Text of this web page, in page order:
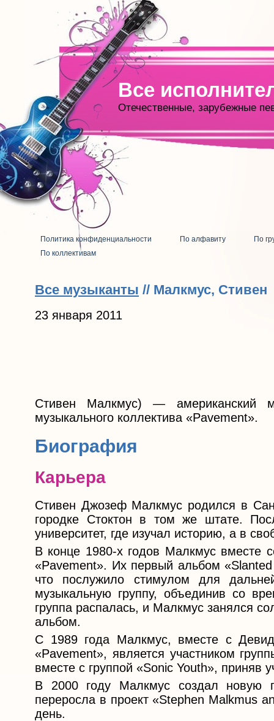
Все
Отечественные, зарубежные
Политика конфиденциальности По алфавиту
По
По коллективам
Все музыканты // Малкмус, Стивен
23 января 2011
Стивен Малкмус) — американский
музыкального коллектива «Pavement».
Биография
Карьера
Стивен Джозеф Малкмус родился в
городке Стоктон в том же штате.
университет, где изучал историю, а в
В конце 1980-х годов Малкмус вместе
«Pavement». Их первый альбом
что послужило стимулом для
музыкальную группу, объединив со
группа распалась, и Малкмус занялся
альбом.
С 1989 года Малкмус, вместе с
«Pavement», является участником
вместе с группой «Sonic Youth», приняв
В 2000 году Малкмус создал новую
переросла в проект «Stephen Malkmus
день.